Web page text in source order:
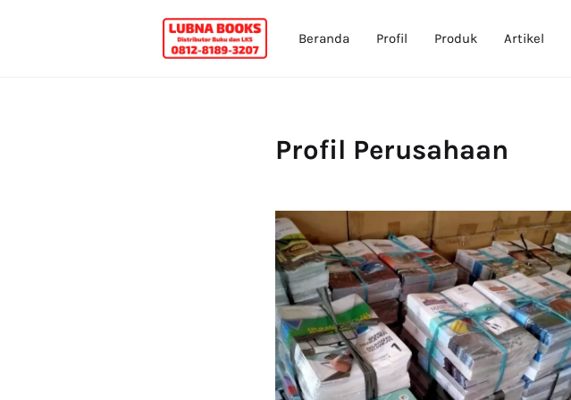
Beranda Profil Produk Artikel
Profil Perusahaan